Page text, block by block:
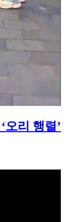
오리 행렬’